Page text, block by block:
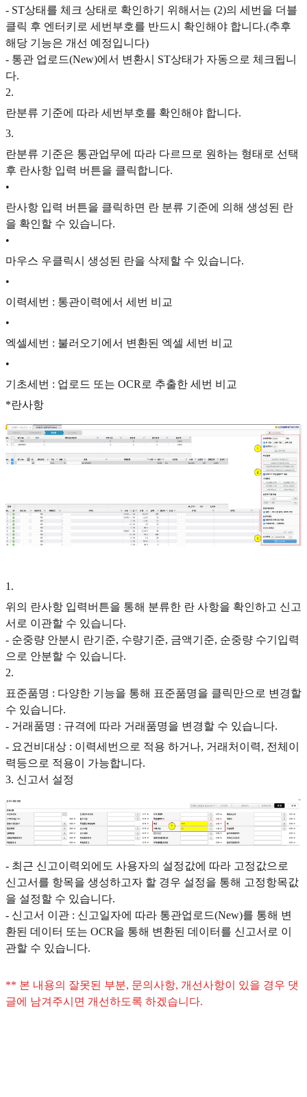
- ST상태를 체크 상태로 확인하기 위해서는 (2)의 세번을 더블
클릭 후 엔터키로 세번부호를 반드시 확인해야 합니다.(추후
해당 기능은 개선 예정입니다)
- 통관 업로드(New)에서 변환시 ST상태가 자동으로 체크됩니
다.
2.
란분류 기준에 따라 세번부호를 확인해야 합니다.
3.
란분류 기준은 통관업무에 따라 다르므로 원하는 형태로 선택
후 란사항 입력 버튼을 클릭합니다.
•
란사항 입력 버튼을 클릭하면 란 분류 기준에 의해 생성된 란
을 확인할 수 있습니다.
•
마우스 우클릭시 생성된 란을 삭제할 수 있습니다.
•
이력세번 : 통관이력에서 세번 비교
•
엑셀세번 : 불러오기에서 변환된 엑셀 세번 비교
•
기초세번 : 업로드 또는 OCR로 추출한 세번 비교
*란사항
1 .
위의 란사항 입력버튼을 통해 분류한 란 사항을 확인하고 신고
서로 이관할 수 있습니다.
- 순중량 안분시 란기준, 수량기준, 금액기준, 순중량 수기입력
으로 안분할 수 있습니다.
2.
표준품명 : 다양한 기능을 통해 표준품명을 클릭만으로 변경할
수 있습니다.
- 거래품명 : 규격에 따라 거래품명을 변경할 수 있습니다.
- 요건비대상 : 이력세번으로 적용 하거나, 거래처이력, 전체이
력등으로 적용이 가능합니다.
3. 신고서 설정
- 최근 신고이력외에도 사용자의 설정값에 따라 고정값으로
신고서를 항목을 생성하고자 할 경우 설정을 통해 고정항목값
을 설정할 수 있습니다.
- 신고서 이관 : 신고일자에 따라 통관업로드(New)를 통해 변
환된 데이터 또는 OCR을 통해 변환된 데이터를 신고서로 이
관할 수 있습니다.
** 본 내용의 잘못된 부분, 문의사항, 개선사항이 있을 경우 댓
글에 남겨주시면 개선하도록 하겠습니다.